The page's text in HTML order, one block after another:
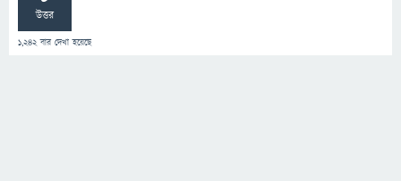
উত্তর
1,242বার দেখা হয়েছে